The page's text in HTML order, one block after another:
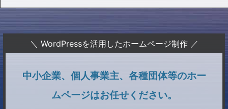
＼ WordPressを活用したホームページ制作 ／
中小企業、個人事業主、各種団体等のホー
ムページはお任せください。